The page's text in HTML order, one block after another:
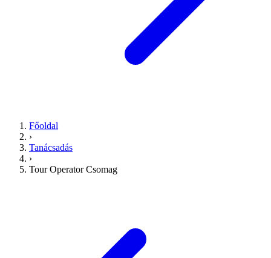
Főoldal
›
Tanácsadás
›
Tour Operator Csomag